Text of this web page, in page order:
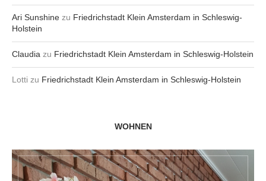
Ari Sunshine zu Friedrichstadt Klein Amsterdam in Schleswig-
Holstein
Claudia zu Friedrichstadt Klein Amsterdam in Schleswig-Holstein
Lotti zu Friedrichstadt Klein Amsterdam in Schleswig-Holstein
WOHNEN